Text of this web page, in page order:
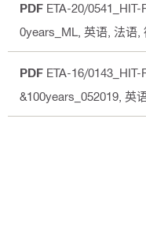
PDF ETA-20/
0years_ML , 英语, 法语
PDF ETA-16/
&100years_052019 , 英